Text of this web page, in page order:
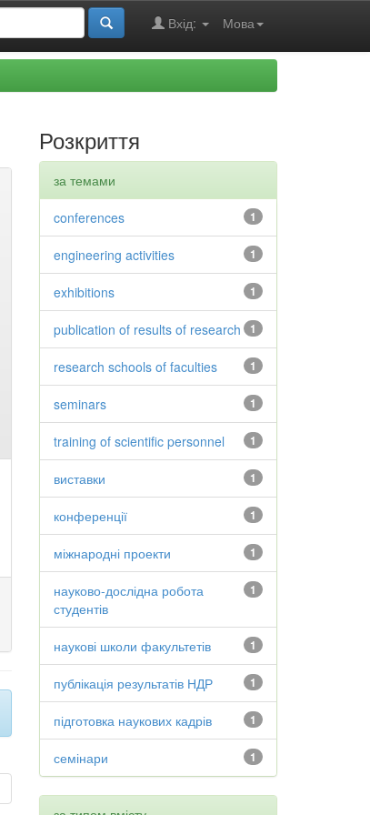
Мова
Вхід:
Розкриття
за темами
1
conferences
1
engineering activities
1
exhibitions
1
publication of results of research
1
research schools of faculties
1
seminars
1
training of scientific personnel
1
виставки
1
конференції
1
міжнародні проекти
1
науково-дослідна робота
студентів
1
наукові школи факультетів
1
публікація результатів НДР
1
підготовка наукових кадрів
1
семінари